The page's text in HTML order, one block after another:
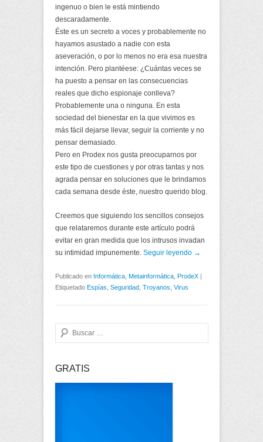
ingenuo o bien le está mintiendo
descaradamente.
Éste es un secreto a voces y probablemente no
hayamos asustado a nadie con esta
aseveración, o por lo menos no era esa nuestra
intención. Pero plantéese: ¿Cuántas veces se
ha puesto a pensar en las consecuencias
reales que dicho espionaje conlleva?
Probablemente una o ninguna. En esta
sociedad del bienestar en la que vivimos es
más fácil dejarse llevar, seguir la corriente y no
pensar demasiado.
Pero en Prodex nos gusta preocuparnos por
este tipo de cuestiones y por otras tantas y nos
agrada pensar en soluciones que le brindamos
cada semana desde éste, nuestro querido blog.
Creemos que siguiendo los sencillos consejos
que relataremos durante este artículo podrá
evitar en gran medida que los intrusos invadan
su intimidad impunemente. Seguir leyendo →
Publicado en Informática Metainformática ProdeX
Etiquetado Espías Seguridad Troyanos Virus
Buscar
GRATIS